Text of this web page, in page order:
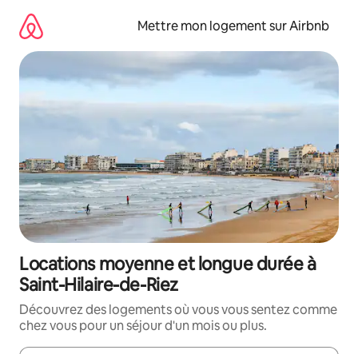
directement
contenu
Mettre mon logement sur Airbnb
Locations moyenne et longue durée à
Saint-Hilaire-de-Riez
Découvrez des logements où vous vous sentez comme
chez vous pour un séjour d'un mois ou plus.